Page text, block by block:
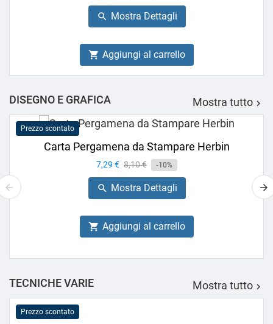
base
 Mostra Dettagli
 Aggiungi al carrello
DISEGNO E GRAFICA Mostra tutto 
Prezzo scontato
Carta Pergamena da Stampare Herbin
Prezzo
7,29 € Prezzo
base
8,10 € -10%
 Mostra Dettagli
 Aggiungi al carrello
TECNICHE VARIE Mostra tutto 
Prezzo scontato